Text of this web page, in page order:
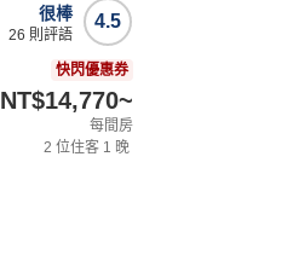
4.5
很棒
26 則評語
快閃優惠券
NT$14,770~
每間房
2 位住客 1 晚